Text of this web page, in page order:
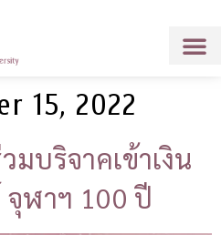
15, 2022
บริจาคเข้าเงิน
ฬาฯ 100 ปี